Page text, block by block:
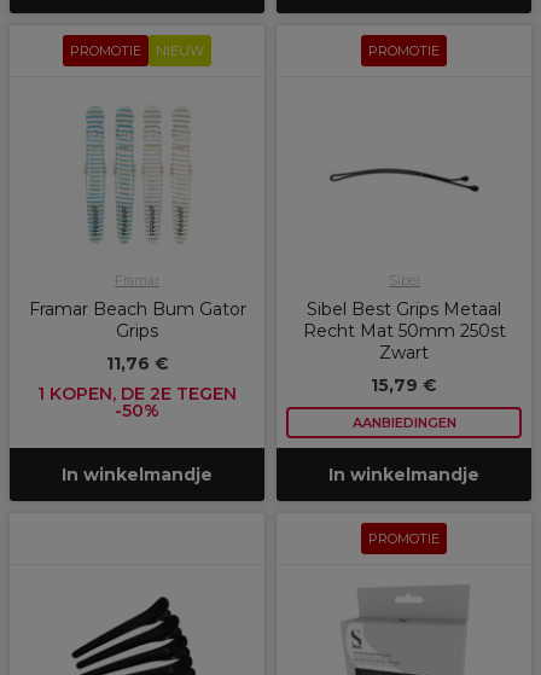
PROMOTIE NIEUW
Framar
Framar Beach Bum Gator
Grips
11,76 €
1 KOPEN, DE 2E TEGEN
-50%
In winkelmandje
PROMOTIE
Sibel
Sibel Best Grips Metaal
Recht Mat 50mm 250st
Zwart
15,79 €
AANBIEDINGEN
In winkelmandje
PROMOTIE